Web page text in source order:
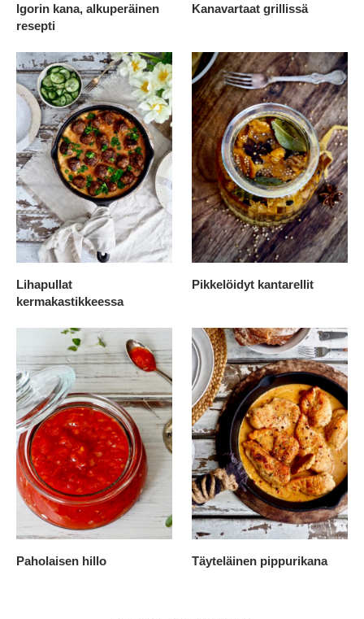
Igorin kana, alkuperäinen
resepti
Kanavartaat grillissä
Lihapullat
kermakastikkeessa
Pikkelöidyt kantarellit
Paholaisen hillo Täyteläinen pippurikana